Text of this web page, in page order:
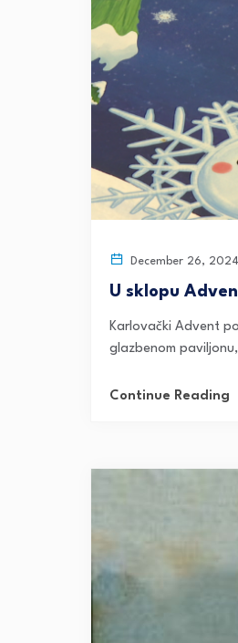
December 26, 2024
U sklopu
Karlovački Advent
glazbenom
Continue Reading